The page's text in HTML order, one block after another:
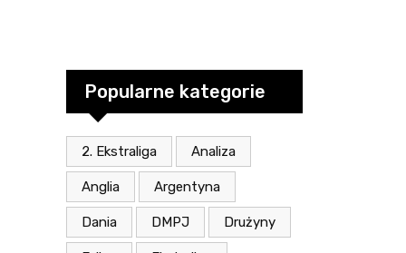
Popularne kategorie
2. Ekstraliga Analiza
Anglia Argentyna
Dania DMPJ Drużyny